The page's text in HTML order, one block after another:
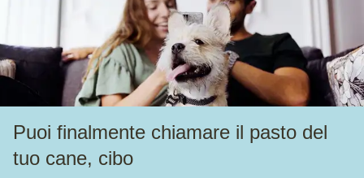
Puoi finalmente chiamare il pasto del
tuo cane, cibo